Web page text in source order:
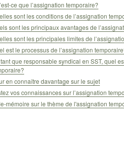
ce que l’assignation temporaire?
sont les conditions de l’assignation
sont les principaux avantages de
sont les principales limites de
est le processus de l’assignation
que responsable syndical en SST, quel
en connaître davantage sur le sujet
vos connaissances sur l’assignation
mémoire sur le thème de l'assignation